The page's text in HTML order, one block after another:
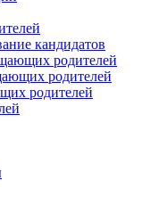
кандидатов
родителей
родителей
родителей